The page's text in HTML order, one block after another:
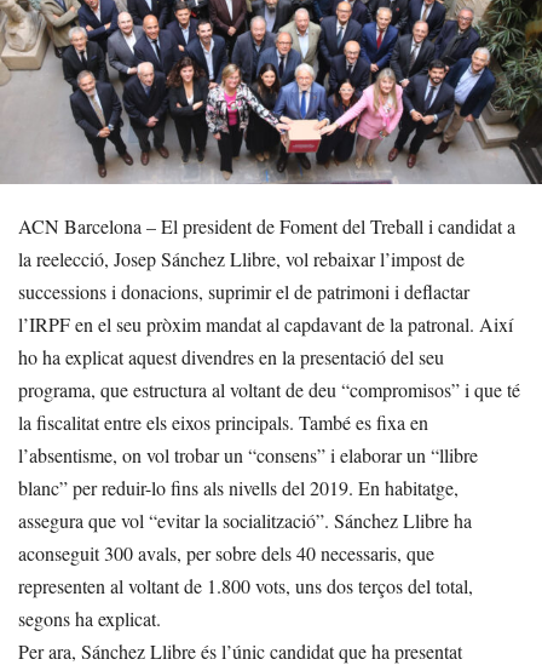
ACN Barcelona – El president de Foment del Treball i candidat a
la reelecció, Josep Sánchez Llibre, vol rebaixar l’impost de
successions i donacions, suprimir el de patrimoni i deflactar
l’IRPF en el seu pròxim mandat al capdavant de la patronal. Així
ho ha explicat aquest divendres en la presentació del seu
programa, que estructura al voltant de deu “compromisos” i que té
la fiscalitat entre els eixos principals. També es fixa en
l’absentisme, on vol trobar un “consens” i elaborar un “llibre
blanc” per reduir-lo fins als nivells del 2019. En habitatge,
assegura que vol “evitar la socialització”. Sánchez Llibre ha
aconseguit 300 avals, per sobre dels 40 necessaris, que
representen al voltant de 1.800 vots, uns dos terços del total,
segons ha explicat.
Per ara, Sánchez Llibre és l’únic candidat que ha presentat